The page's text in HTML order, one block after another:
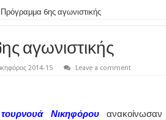
Πρόγραμμα 6ης αγωνιστικής
αγωνιστικής
2014-15 Leave a comment
Νικηφόρου